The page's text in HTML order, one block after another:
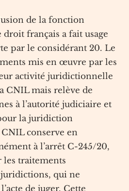
de la fonction
français a fait usage
par le considérant 20. Le
mis en œuvre par les
activité juridictionnelle
CNIL mais relève de
à l’autorité judiciaire et
la juridiction
conserve en
à l’arrêt C-245/20,
les traitements
qui ne
de juger. Cette